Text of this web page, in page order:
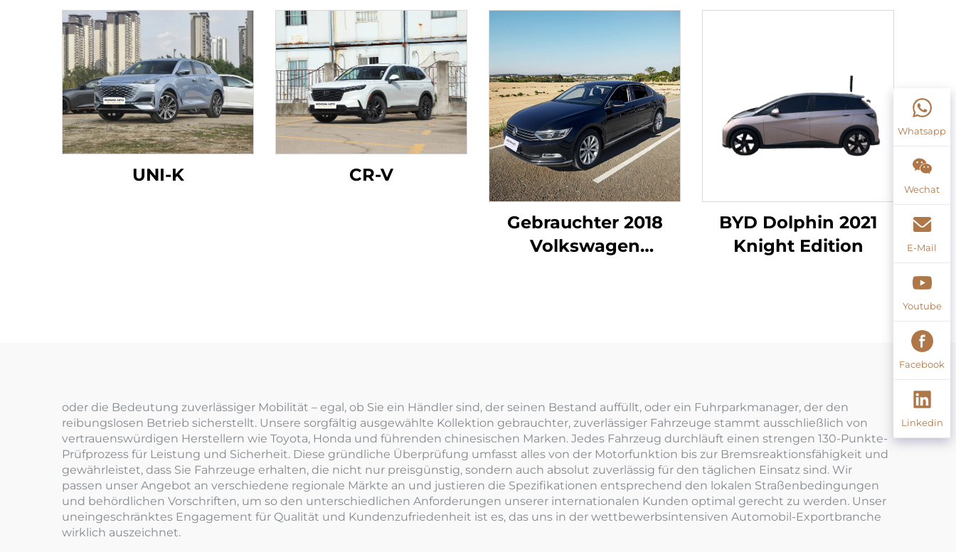
UNI-K CR-V
Gebrauchter 2018
Volkswagen
BYD Dolphin 2021
Knight Edition
oder die Bedeutung zuverlässiger Mobilität – egal, ob Sie ein Händler sind, der seinen Bestand auffüllt, oder ein Fuhrparkmanager, der den
reibungslosen Betrieb sicherstellt. Unsere sorgfältig ausgewählte Kollektion gebrauchter, zuverlässiger Fahrzeuge stammt ausschließlich von
vertrauenswürdigen Herstellern wie Toyota, Honda und führenden chinesischen Marken. Jedes Fahrzeug durchläuft einen strengen 130-Punkte-
Prüfprozess für Leistung und Sicherheit. Diese gründliche Überprüfung umfasst alles von der Motorfunktion bis zur Bremsreaktionsfähigkeit und
gewährleistet, dass Sie Fahrzeuge erhalten, die nicht nur preisgünstig, sondern auch absolut zuverlässig für den täglichen Einsatz sind. Wir
passen unser Angebot an verschiedene regionale Märkte an und justieren die Spezifikationen entsprechend den lokalen Straßenbedingungen
und behördlichen Vorschriften, um so den unterschiedlichen Anforderungen unserer internationalen Kunden optimal gerecht zu werden. Unser
uneingeschränktes Engagement für Qualität und Kundenzufriedenheit ist es, das uns in der wettbewerbsintensiven Automobil-Exportbranche
wirklich auszeichnet.
Whatsapp
Wechat
E-Mail
Youtube
Facebook
Linkedin